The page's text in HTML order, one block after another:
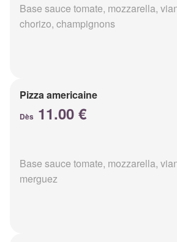
Base sauce tomate, mozzarella,
chorizo, champignons
Pizza americaine
Dès 11.00 €
Base sauce tomate, mozzarella,
merguez